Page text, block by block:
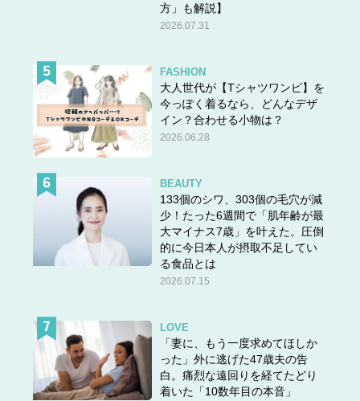
るのが、外見にどんどん無頓着になっていくうえに、男と
やたら張り合う系の同世代。
発言する女性も知っているんですが、本気でかわいげがな
いし、それならケバいオバサンのほうがまだマシ」（41歳
男性）
「40を過ぎたくらいから、外見に無頓着になる女性も目立
つような気がする。
さらには、キャリアを積んでいる自信からなのか、仕事の
話で露骨に男と張り合おうとしたり。
こういうキャラの女性とは、正直、あまりお近づきになり
たくないです」（45歳男性）
嫌悪感を示す40代女性の3大NGキャラ
NGな特徴3：自身の経験“だけ”で偉そうに語る
方」も解説】
2026.07.31
FASHION
大人世代が【Tシャツワンピ】を
今っぽく着るなら、どんなデザ
イン？合わせる小物は？
2026.06.28
BEAUTY
133個のシワ、303個の毛穴が減
少！たった6週間で「肌年齢が最
大マイナス7歳」を叶えた。圧倒
的に今日本人が摂取不足してい
る食品とは
2026.07.15
LOVE
「妻に、もう一度求めてほしか
った」外に逃げた47歳夫の告
白。痛烈な遠回りを経てたどり
着いた「10数年目の本音」